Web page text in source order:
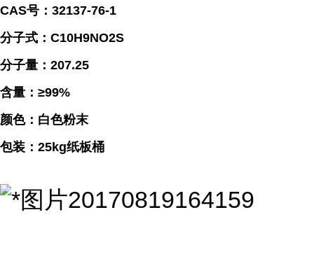
CAS号：32137-76-1
分子式：C10H9NO2S
分子量：207.25
含量：≥99%
颜色：白色粉末
包装：25kg纸板桶